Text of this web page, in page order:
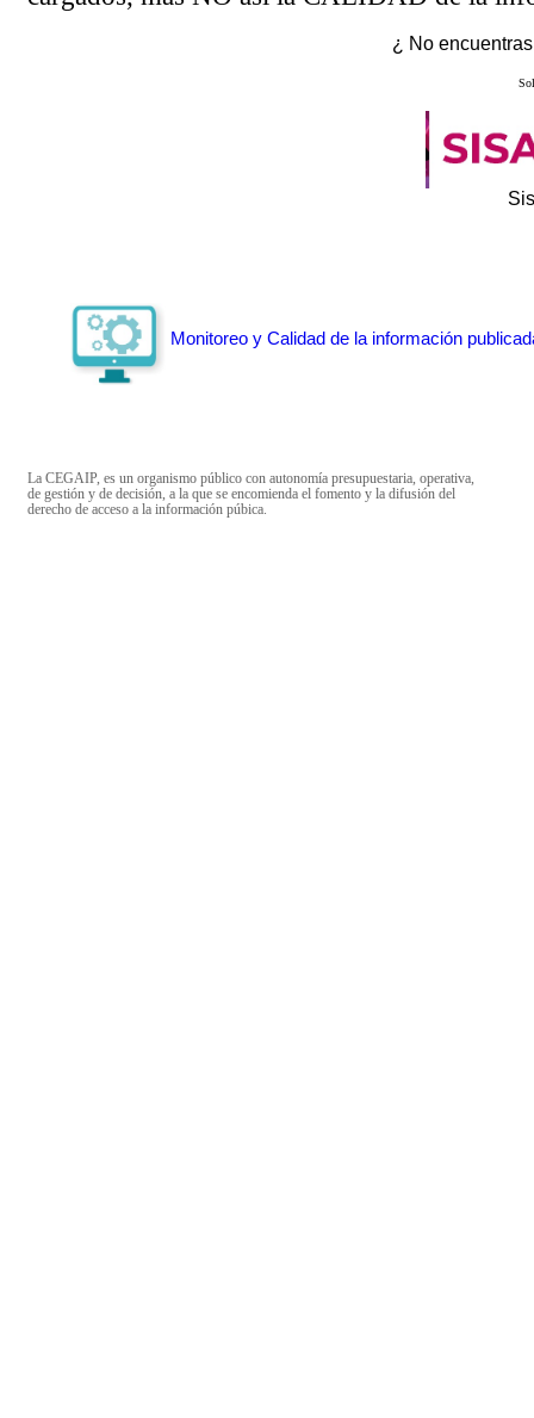
¿ No
Monitoreo y Calidad de la información
La CEGAIP, es un organismo público con autonomía presupuestaria, operativa,
de gestión y de decisión, a la que se encomienda el fomento y la difusión del
derecho de acceso a la información púbica.